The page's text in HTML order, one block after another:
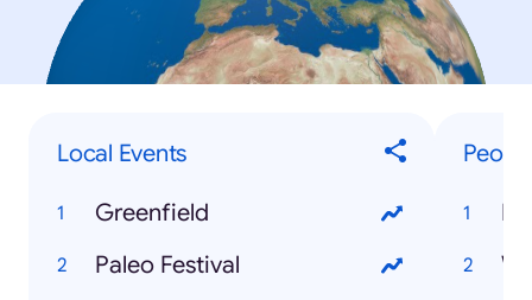
Local Events
Greenfield
Paleo Festival